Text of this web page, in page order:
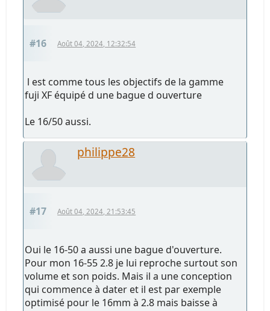
#16 Août 04, 2024, 12:32:54
l est comme tous les objectifs de la gamme
fuji XF équipé d une bague d ouverture
Le 16/50 aussi.
philippe28
#17 Août 04, 2024, 21:53:45
Oui le 16-50 a aussi une bague d'ouverture.
Pour mon 16-55 2.8 je lui reproche surtout son
volume et son poids. Mais il a une conception
qui commence à dater et il est par exemple
optimisé pour le 16mm à 2.8 mais baisse à